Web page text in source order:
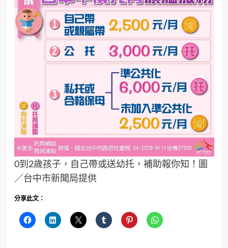
0到2歲孩子，自己帶或送幼托，補助報你知！圖
／台中市新聞局提供
分享此文：